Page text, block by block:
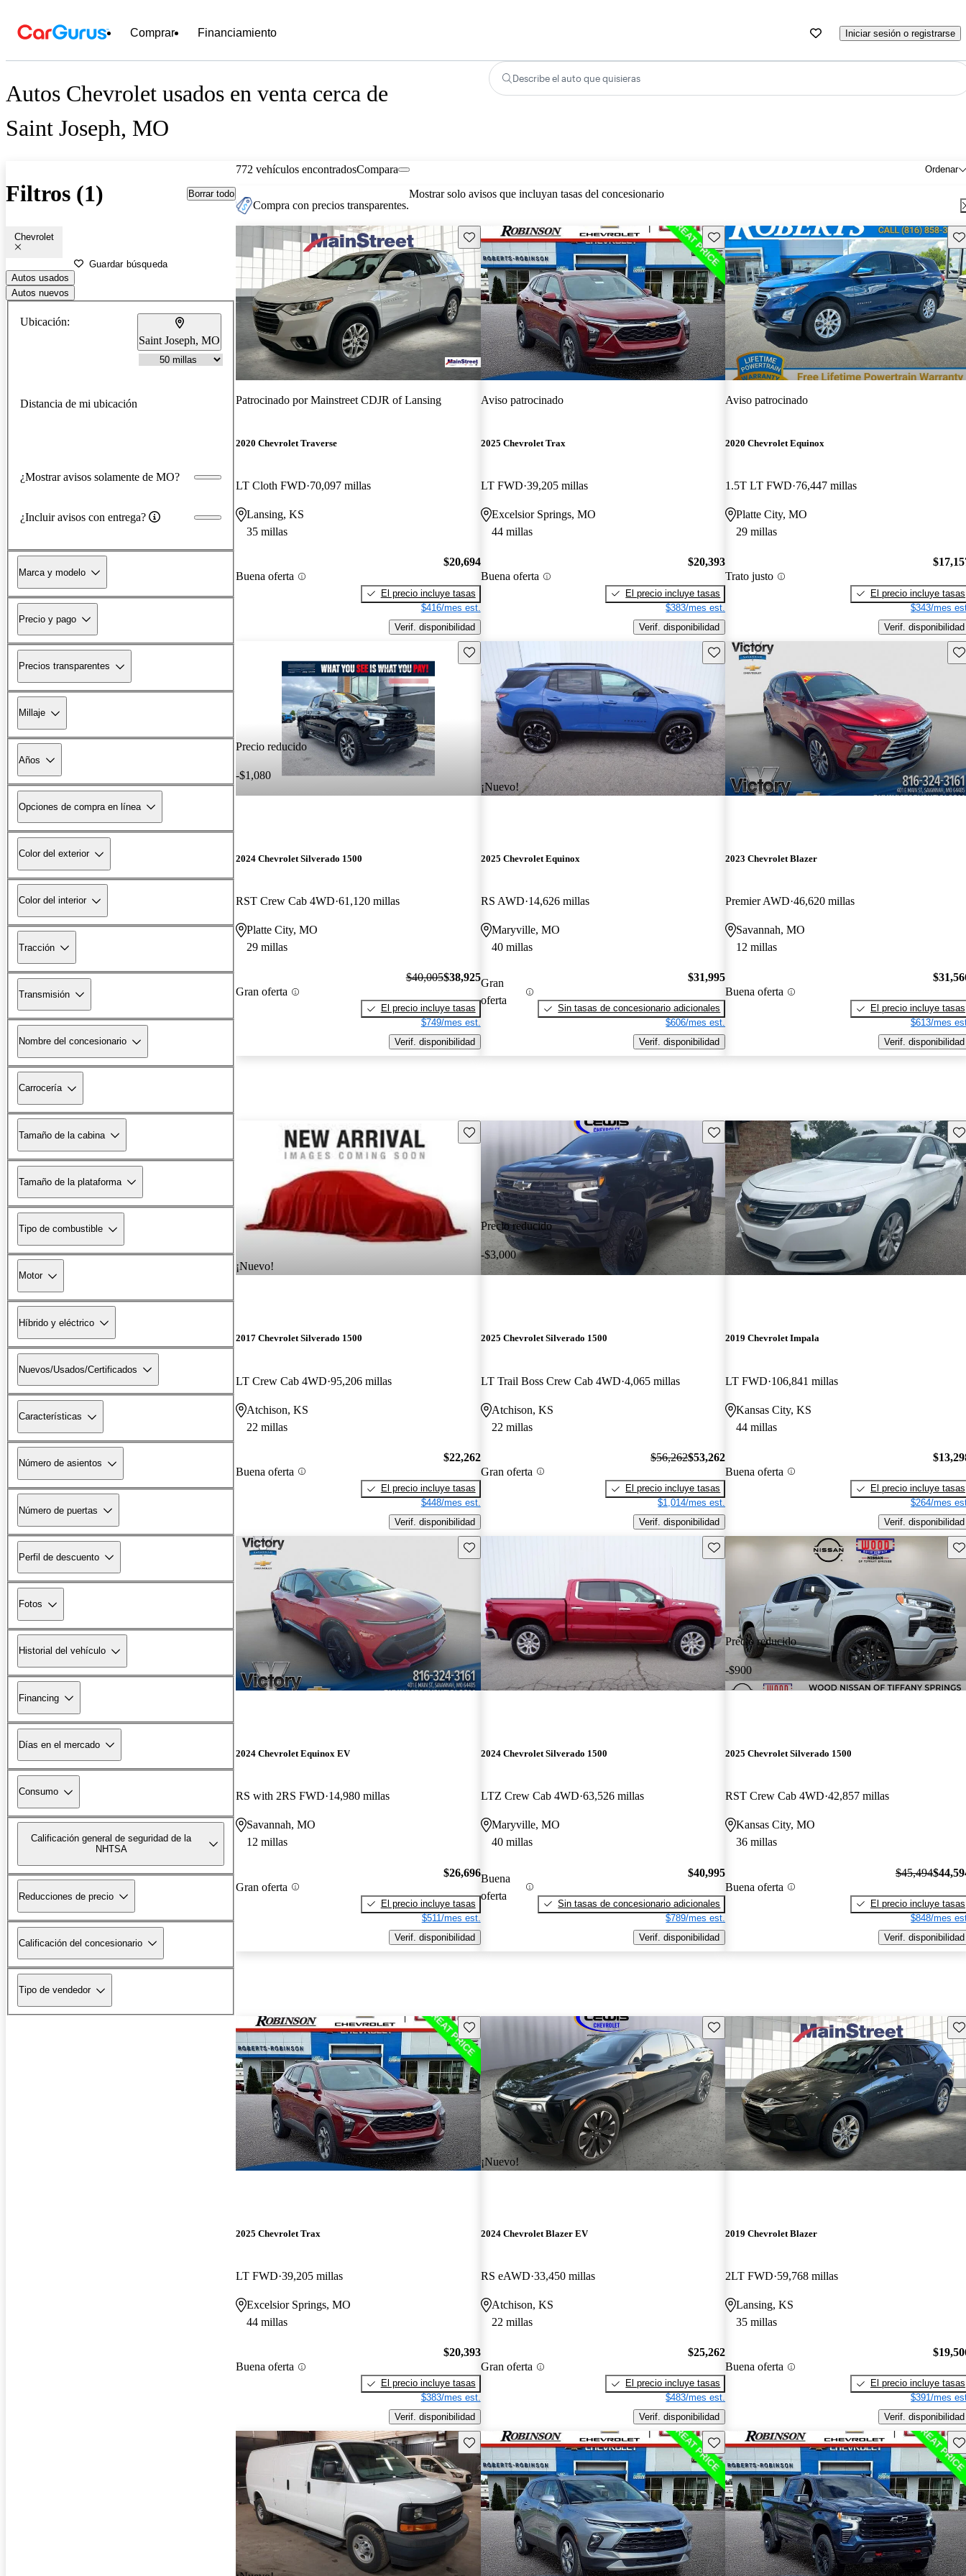
Comprar Financiamiento Iniciar sesión o registrarse
Autos Chevrolet usados en venta cerca de
Saint Joseph, MO
Describe el auto que quisieras
Filtros (1) Borrar todo
Chevrolet
Guardar búsqueda
Autos usados
Autos nuevos
Ubicación:
Saint Joseph, MO
Distancia de mi ubicación
¿Mostrar avisos solamente de MO?
¿Incluir avisos con entrega?
Marca y modelo
Precio y pago
Precios transparentes
Millaje
Años
Opciones de compra en línea
Color del exterior
Color del interior
Tracción
Transmisión
Nombre del concesionario
Carrocería
Tamaño de la cabina
Tamaño de la plataforma
Tipo de combustible
Motor
Híbrido y eléctrico
Nuevos/Usados/Certificados
Características
Número de asientos
Número de puertas
Perfil de descuento
Fotos
Historial del vehículo
Financing
Días en el mercado
Consumo
Calificación general de seguridad de la
NHTSA
Reducciones de precio
Calificación del concesionario
Tipo de vendedor
772 vehículos encontrados Ordenar
Compara
Compra con precios transparentes.
Mostrar solo avisos que incluyan tasas del concesionario
Guarda este Aviso
Patrocinado porMainstreet CDJR of Lansing
2020 Chevrolet Traverse
LT Cloth FWD 70,097 millas
Lansing, KS
35 millas
Buena oferta
$20,694
El precio incluye tasas
$416/mes est.
Verif. disponibilidad
Guarda este Aviso
Aviso patrocinado
2025 Chevrolet Trax
LT FWD 39,205 millas
Excelsior Springs, MO
44 millas
Buena oferta
$20,393
El precio incluye tasas
$383/mes est.
Verif. disponibilidad
Aviso patrocinado
2020 Chevrolet Equinox
1.5T LT FWD 76,447 millas
Platte City, MO
29 millas
Trato justo
El precio incluye tasas
$343/mes
Verif. disponibilidad
Precio reducido
-$1,080
Guarda este Aviso
2024 Chevrolet Silverado 1500
RST Crew Cab 4WD 61,120 millas
Platte City, MO
29 millas
Gran oferta
$40,005$38,925
El precio incluye tasas
$749/mes est.
Verif. disponibilidad
¡Nuevo!
Guarda este Aviso
2025 Chevrolet Equinox
RS AWD 14,626 millas
Maryville, MO
40 millas
Gran
oferta
$31,995
Sin tasas de concesionario adicionales
$606/mes est.
Verif. disponibilidad
2023 Chevrolet Blazer
Premier AWD 46,620 millas
Savannah, MO
12 millas
Buena oferta
El precio incluye tasas
$613/mes
Verif. disponibilidad
¡Nuevo!
Guarda este Aviso
2017 Chevrolet Silverado 1500
LT Crew Cab 4WD 95,206 millas
Atchison, KS
22 millas
Buena oferta
$22,262
El precio incluye tasas
$448/mes est.
Verif. disponibilidad
Precio reducido
-$3,000
Guarda este Aviso
2025 Chevrolet Silverado 1500
LT Trail Boss Crew Cab 4WD 4,065 millas
Atchison, KS
22 millas
Gran oferta
$56,262$53,262
El precio incluye tasas
$1,014/mes est.
Verif. disponibilidad
2019 Chevrolet Impala
LT FWD 106,841 millas
Kansas City, KS
44 millas
Buena oferta
El precio incluye tasas
$264/mes
Verif. disponibilidad
Guarda este Aviso
2024 Chevrolet Equinox EV
RS with 2RS FWD 14,980 millas
Savannah, MO
12 millas
Gran oferta
$26,696
El precio incluye tasas
$511/mes est.
Verif. disponibilidad
Guarda este Aviso
2024 Chevrolet Silverado 1500
LTZ Crew Cab 4WD 63,526 millas
Maryville, MO
40 millas
Buena
oferta
$40,995
Sin tasas de concesionario adicionales
$789/mes est.
Verif. disponibilidad
Precio reducido
-$900
2025 Chevrolet Silverado 1500
RST Crew Cab 4WD 42,857 millas
Kansas City, MO
36 millas
Buena oferta
$45,494
El precio incluye tasas
$848/mes
Verif. disponibilidad
Guarda este Aviso
2025 Chevrolet Trax
LT FWD 39,205 millas
Excelsior Springs, MO
44 millas
Buena oferta
$20,393
El precio incluye tasas
$383/mes est.
Verif. disponibilidad
¡Nuevo!
Guarda este Aviso
2024 Chevrolet Blazer EV
RS eAWD 33,450 millas
Atchison, KS
22 millas
Gran oferta
$25,262
El precio incluye tasas
$483/mes est.
Verif. disponibilidad
2019 Chevrolet Blazer
2LT FWD 59,768 millas
Lansing, KS
35 millas
Buena oferta
El precio incluye tasas
$391/mes
Verif. disponibilidad
Guarda este Aviso Guarda este Aviso